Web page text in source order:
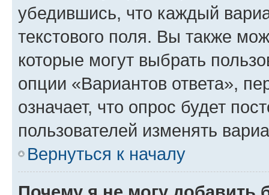
убедившись, что каждый
текстового поля. Вы также
которые могут выбрать
опции «Вариантов ответа»,
означает, что опрос будет
пользователей изменять
Вернуться к началу